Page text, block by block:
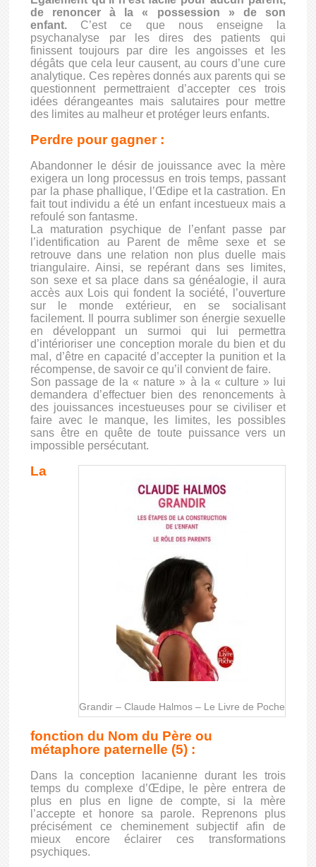
de renoncer à la « possession » de son
enfant.
C’est ce que nous enseigne la
psychanalyse par les dires des patients qui
finissent toujours par dire les angoisses et les
dégâts que cela leur causent, au cours d’une cure
analytique. Ces repères donnés aux parents qui se
questionnent permettraient d’accepter ces trois
idées dérangeantes mais salutaires pour mettre
des limites au malheur et protéger leurs enfants.
Perdre pour gagner :
Abandonner le désir de jouissance avec la mère
exigera un long processus en trois temps, passant
par la phase phallique, l’Œdipe et la castration. En
fait tout individu a été un enfant incestueux mais a
refoulé son fantasme.
La maturation psychique de l’enfant passe par
l’identification au Parent de même sexe et se
retrouve dans une relation non plus duelle mais
triangulaire. Ainsi, se repérant dans ses limites,
son sexe et sa place dans sa généalogie, il aura
accès aux Lois qui fondent la société, l’ouverture
sur le monde extérieur, en se socialisant
facilement. Il pourra sublimer son énergie sexuelle
en développant un surmoi qui lui permettra
d’intérioriser une conception morale du bien et du
mal, d’être en capacité d’accepter la punition et la
récompense, de savoir ce qu’il convient de faire.
Son passage de la « nature » à la « culture » lui
demandera d’effectuer bien des renoncements à
des jouissances incestueuses pour se civiliser et
faire avec le manque, les limites, les possibles
sans être en quête de toute puissance vers un
impossible persécutant.
Grandir – Claude Halmos – Le Livre de Poche
La
fonction du Nom du Père ou
métaphore paternelle (5) :
Dans la conception lacanienne durant les trois
temps du complexe d’Œdipe, le père entrera de
plus en plus en ligne de compte, si la mère
l’accepte et honore sa parole. Reprenons plus
précisément ce cheminement subjectif afin de
mieux encore éclairer ces transformations
psychiques.